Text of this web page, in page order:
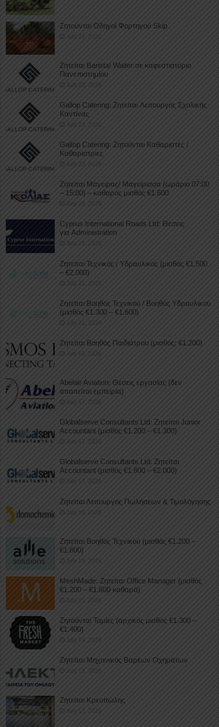
Ζητούνται Οδηγοί Φορτηγού Skip
July 27, 2026
Ζητείται Barista/ Waiter σε καφεστιατόριο
Πανεπιστημίου
July 23, 2026
Gallop Catering: Ζητείται Λειτουργός Σχολικής
Καντίνας
July 23, 2026
Gallop Catering: Ζητούνται Καθαριστές /
Καθαρίστριες
July 23, 2026
Ζητείται Μάγειρας/ Μαγείρισσα (ωράριο 07:00
– 15:00) – καθαρός μισθός €1.600
July 23, 2026
Cyprus International Roads Ltd: Θέσεις
για Administration
July 21, 2026
Ζητείται Τεχνικός / Υδραυλικός (μισθός €1.500
– €2.000)
July 21, 2026
Ζητείται Βοηθός Τεχνικού / Βοηθός Υδραυλικού
(μισθός €1.300 – €1.600)
July 21, 2026
Ζητείται Βοηθός Παιδιάτρου (μισθός: €1.200)
July 18, 2026
Abelair Aviation: Θέσεις εργασίας (δεν
απαιτείται εμπειρία)
July 17, 2026
Globalserve Consultants Ltd: Ζητείται Junior
Accountant (μισθός €1.200 – €1.300)
July 17, 2026
Globalserve Consultants Ltd: Ζητείται
Accountant (μισθός €1.600 – €2.000)
July 17, 2026
Ζητείται Λειτουργός Πωλήσεων & Τιμολόγησης
July 16, 2026
Ζητείται Βοηθός Τεχνικού (μισθός €1.200 –
€1.600)
July 15, 2026
MeshMade: Ζητείται Office Manager (μισθός
€1.200 – €1.600 καθαρά)
July 15, 2026
Ζητούνται Ταμίες (αρχικός μισθός €1.300 –
€1.400)
July 14, 2026
Ζητείται Μηχανικός Βαρέων Οχημάτων
July 13, 2026
Ζητείται Κρεοπώλης
July 12, 2026